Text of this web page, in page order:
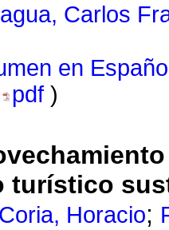
Carlos
en
pdf )
turístico
Horacio;